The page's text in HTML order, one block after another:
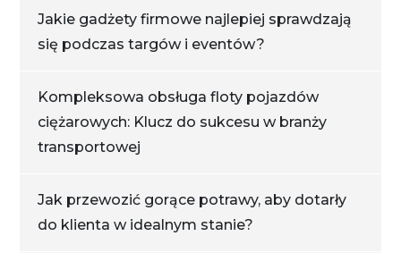
Jakie gadżety firmowe najlepiej sprawdzają
się podczas targów i eventów?
Kompleksowa obsługa floty pojazdów
ciężarowych: Klucz do sukcesu w branży
transportowej
Jak przewozić gorące potrawy, aby dotarły
do klienta w idealnym stanie?